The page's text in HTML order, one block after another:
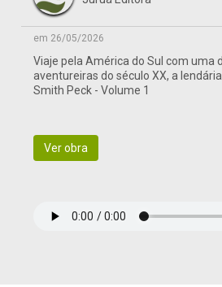
em 26/05/2026
Viaje pela América do Sul com uma
aventureiras do século XX, a
Smith Peck - Volume 1
Ver obra